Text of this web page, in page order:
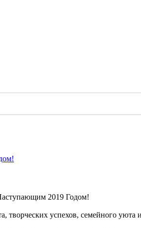
2019 Годом!
успехов, семейного